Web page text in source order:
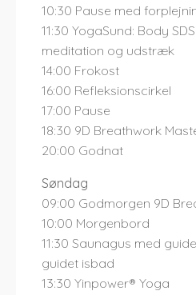
10:30 Pause med
11:30 YogaSund: Body
meditation og udstræk
14:00 Frokost
16:00 Refleksionscirkel
17:00 Pause
18:30 9D Breathwork
20:00 Godnat
Søndag
09:00 Godmorgen 9D
10:00 Morgenbord
11:30 Saunagus med
guidet isbad
13:30 Yinpower® Yoga